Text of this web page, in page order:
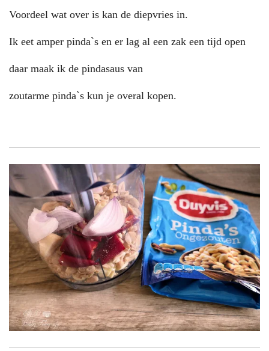
Voordeel wat over is kan de diepvries in.
Ik eet amper pinda`s en er lag al een zak een tijd open
daar maak ik de pindasaus van
zoutarme pinda`s kun je overal kopen.